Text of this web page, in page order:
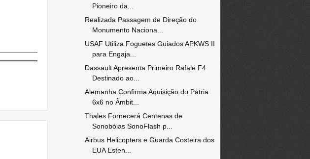
Pioneiro da...
Realizada Passagem de Direção do
Monumento Naciona...
USAF Utiliza Foguetes Guiados APKWS II
para Engaja...
Dassault Apresenta Primeiro Rafale F4
Destinado ao...
Alemanha Confirma Aquisição do Patria
6x6 no Âmbit...
Thales Fornecerá Centenas de
Sonobóias SonoFlash p...
Airbus Helicopters e Guarda Costeira dos
EUA Esten...